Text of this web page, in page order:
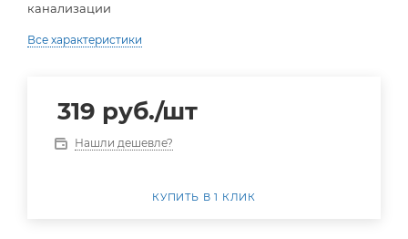
канализации
Все характеристики
319 руб./шт
Нашли дешевле?
КУПИТЬ В 1 КЛИК